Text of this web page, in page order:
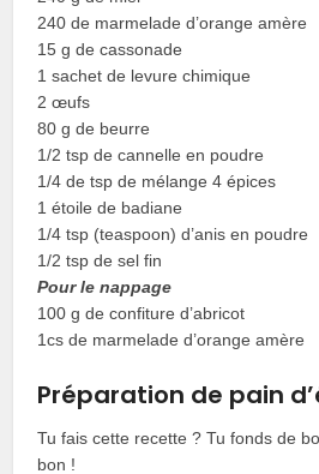
240 de marmelade d’orange amère
15 g de cassonade
1 sachet de levure chimique
2 œufs
80 g de beurre
1/2 tsp de cannelle en poudre
1/4 de tsp de mélange 4 épices
1 étoile de badiane
1/4 tsp (teaspoon) d’anis en poudre
1/2 tsp de sel fin
Pour le nappage
100 g de confiture d’abricot
1cs de marmelade d’orange amère
Préparation de pain
Tu fais cette recette ? Tu fonds de
bon !